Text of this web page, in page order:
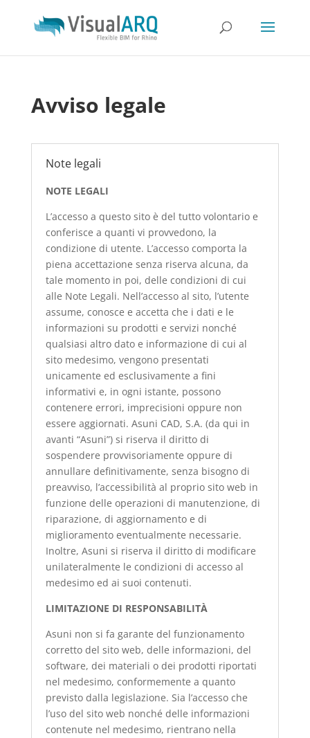
Avviso legale
Note legali
NOTE LEGALI
L’accesso a questo sito è del tutto volontario e
conferisce a quanti vi provvedono, la
condizione di utente. L’accesso comporta la
piena accettazione senza riserva alcuna, da
tale momento in poi, delle condizioni di cui
alle Note Legali. Nell’accesso al sito, l’utente
assume, conosce e accetta che i dati e le
informazioni su prodotti e servizi nonché
qualsiasi altro dato e informazione di cui al
sito medesimo, vengono presentati
unicamente ed esclusivamente a fini
informativi e, in ogni istante, possono
contenere errori, imprecisioni oppure non
essere aggiornati. Asuni CAD, S.A. (da qui in
avanti “Asuni”) si riserva il diritto di
sospendere provvisoriamente oppure di
annullare definitivamente, senza bisogno di
preavviso, l’accessibilità al proprio sito web in
funzione delle operazioni di manutenzione, di
riparazione, di aggiornamento e di
miglioramento eventualmente necessarie.
Inoltre, Asuni si riserva il diritto di modificare
unilateralmente le condizioni di accesso al
medesimo ed ai suoi contenuti.
LIMITAZIONE DI RESPONSABILITÀ
Asuni non si fa garante del funzionamento
corretto del sito web, delle informazioni, del
software, dei materiali o dei prodotti riportati
nel medesimo, conformemente a quanto
previsto dalla legislazione. Sia l’accesso che
l’uso del sito web nonché delle informazioni
contenute nel medesimo, rientrano nella